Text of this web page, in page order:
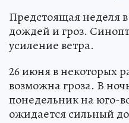
Предстоящая неделя
дождей и гроз.
усиление ветра.
26 июня в некоторых
возможна гроза. В
понедельник на юго-
ожидается сильный